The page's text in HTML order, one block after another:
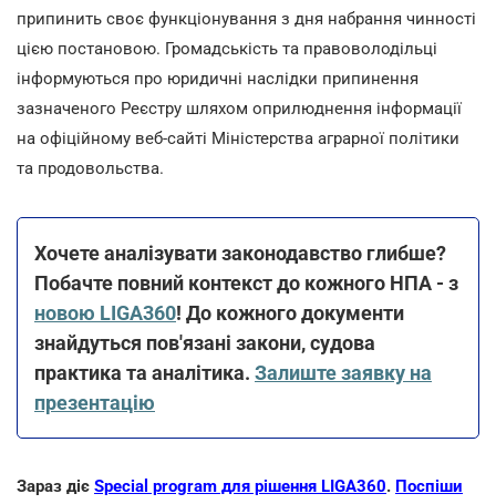
припинить своє функціонування з дня набрання чинності
цією постановою. Громадськість та правоволодільці
інформуються про юридичні наслідки припинення
зазначеного Реєстру шляхом оприлюднення інформації
на офіційному веб-сайті Міністерства аграрної політики
та продовольства.
Хочете аналізувати законодавство глибше?
Побачте повний контекст до кожного НПА - з
новою LIGA360! До кожного документи
знайдуться пов'язані закони, судова
практика та аналітика. Залиште заявку на
презентацію
Зараз діє Special program для рішення LIGA360. Поспіши